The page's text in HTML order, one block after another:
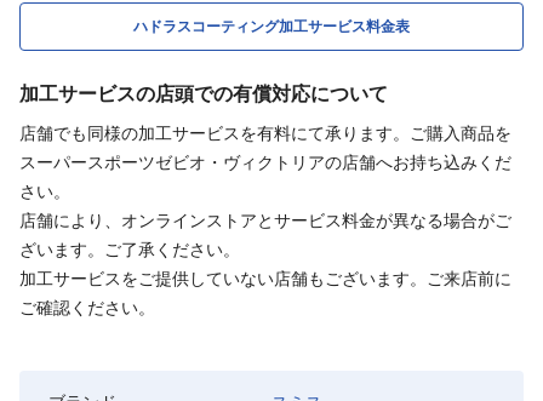
ハドラスコーティング加工サービス料金表
加工サービスの店頭での有償対応について
店舗でも同様の加工サービスを有料にて承ります。ご購入商品を
スーパースポーツゼビオ・ヴィクトリアの店舗へお持ち込みくだ
さい。
店舗により、オンラインストアとサービス料金が異なる場合がご
ざいます。ご了承ください。
加工サービスをご提供していない店舗もございます。ご来店前に
ご確認ください。